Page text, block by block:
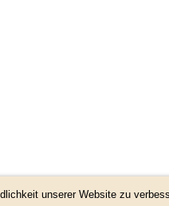
unserer Website zu